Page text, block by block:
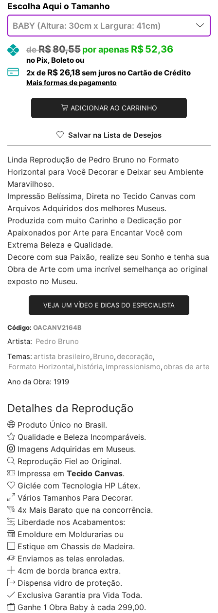
Tamanho
R$80,55 R$52,36
no Pix, Boleto ou
2x de R$ 26,18sem juros no Cartão de Crédito
Mais formas de pagamento
ADICIONAR AO CARRINHO
Salvar na Lista de Desejos
Linda Reprodução de Pedro Bruno no Formato
Horizontal para Você Decorar e Deixar seu Ambiente
Maravilhoso.
Impressão Belíssima, Direta no Tecido Canvas com
Arquivos Adquiridos dos melhores Museus.
Produzida com muito Carinho e Dedicação por
Apaixonados por Arte para Encantar Você com
Extrema Beleza e Qualidade.
Decore com sua Paixão, realize seu Sonho e tenha sua
Obra de Arte com uma incrível semelhança ao original
exposto no Museu.
VEJA UM VÍDEO E DICAS DO ESPECIALISTA
Código: OACANV2164B
Artista: Pedro Bruno
Temas: artista brasileiro, Bruno, decoração,
Formato Horizontal , história, impressionismo, obras de arte
Ano da Obra: 1919
Detalhes da Reprodução
Produto Único no Brasil.
Qualidade e Beleza Incomparáveis.
Imagens Adquiridas em Museus.
Reprodução Fiel ao Original.
Impressa em Tecido Canvas.
Giclée com Tecnologia HP Látex.
Vários Tamanhos Para Decorar.
4x Mais Barato que na concorrência.
Liberdade nos Acabamentos:
Emoldure em Moldurarias ou
Estique em Chassis de Madeira.
Enviamos as telas enroladas.
4cm de borda branca extra.
Dispensa vidro de proteção.
Exclusiva Garantia pra Vida Toda.
Ganhe 1 Obra Baby à cada 299,00.